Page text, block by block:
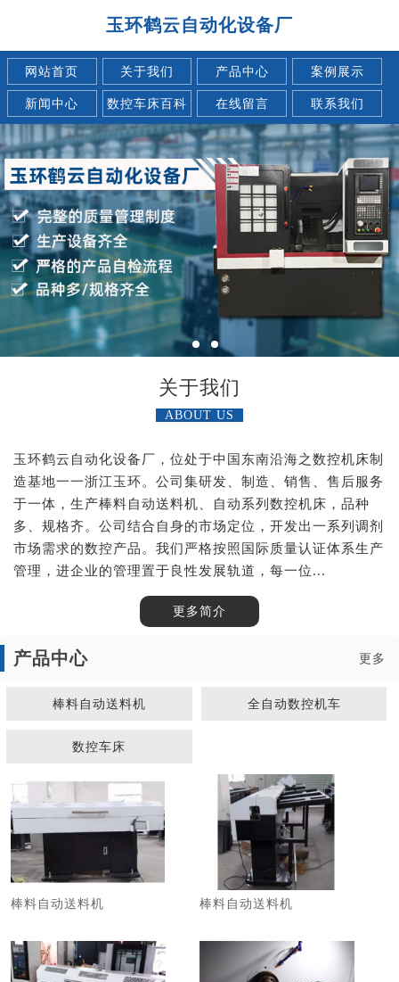
玉环鹤云自动化设备厂
网站首页 关于我们 产品中心 案例展示
新闻中心 数控车床百科 在线留言 联系我们
关于我们
ABOUT US
玉环鹤云自动化设备厂，位处于中国东南沿海之数控机床制
造基地一一浙江玉环。公司集研发、制造、销售、售后服务
于一体，生产棒料自动送料机、自动系列数控机床，品种
多、规格齐。公司结合自身的市场定位，开发出一系列调剂
市场需求的数控产品。我们严格按照国际质量认证体系生产
管理，进企业的管理置于良性发展轨道，每一位...
更多简介
产品中心 更多
棒料自动送料机 全自动数控机车
数控车床
棒料自动送料机 棒料自动送料机